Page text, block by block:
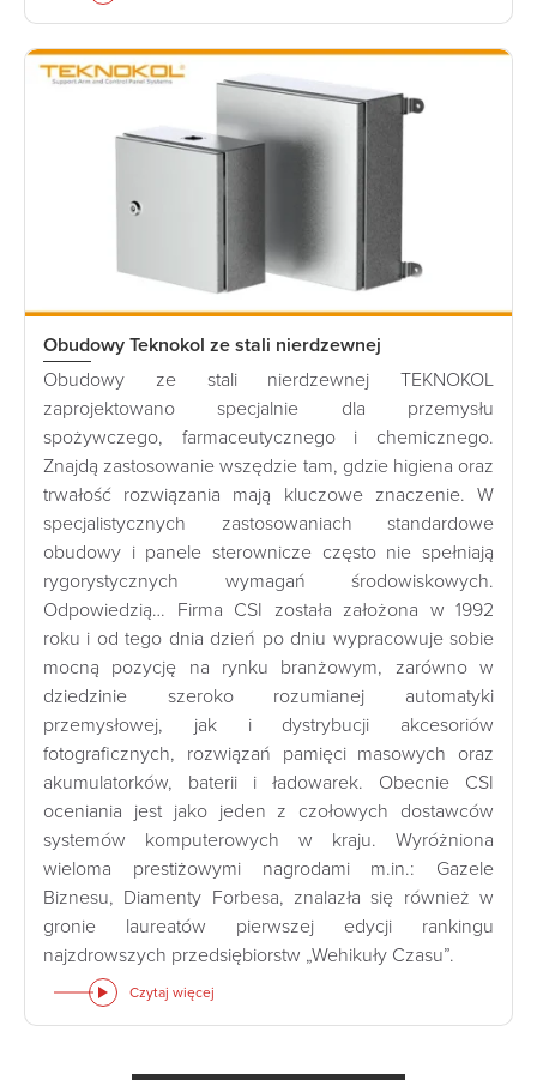
Obudowy Teknokol ze stali nierdzewnej
Obudowy ze stali nierdzewnej TEKNOKOL
zaprojektowano specjalnie dla przemysłu
spożywczego, farmaceutycznego i chemicznego.
Znajdą zastosowanie wszędzie tam, gdzie higiena oraz
trwałość rozwiązania mają kluczowe znaczenie. W
specjalistycznych zastosowaniach standardowe
obudowy i panele sterownicze często nie spełniają
rygorystycznych wymagań środowiskowych.
Odpowiedzią… Firma CSI została założona w 1992
roku i od tego dnia dzień po dniu wypracowuje sobie
mocną pozycję na rynku branżowym, zarówno w
dziedzinie szeroko rozumianej automatyki
przemysłowej, jak i dystrybucji akcesoriów
fotograficznych, rozwiązań pamięci masowych oraz
akumulatorków, baterii i ładowarek. Obecnie CSI
oceniania jest jako jeden z czołowych dostawców
systemów komputerowych w kraju. Wyróżniona
wieloma prestiżowymi nagrodami m.in.: Gazele
Biznesu, Diamenty Forbesa, znalazła się również w
gronie laureatów pierwszej edycji rankingu
najzdrowszych przedsiębiorstw „Wehikuły Czasu”.
Czytaj więcej